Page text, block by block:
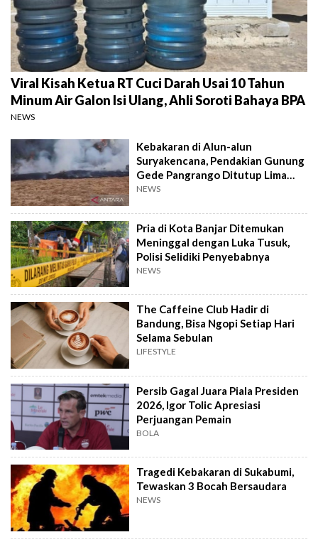
Viral Kisah Ketua RT Cuci Darah Usai 10 Tahun
Minum Air Galon Isi Ulang, Ahli Soroti Bahaya BPA
NEWS
Kebakaran di Alun-alun
Suryakencana, Pendakian Gunung
Gede Pangrango Ditutup Lima
Hari
NEWS
Pria di Kota Banjar Ditemukan
Meninggal dengan Luka Tusuk,
Polisi Selidiki Penyebabnya
NEWS
The Caffeine Club Hadir di
Bandung, Bisa Ngopi Setiap Hari
Selama Sebulan
LIFESTYLE
Persib Gagal Juara Piala Presiden
2026, Igor Tolic Apresiasi
Perjuangan Pemain
BOLA
Tragedi Kebakaran di Sukabumi,
Tewaskan 3 Bocah Bersaudara
NEWS